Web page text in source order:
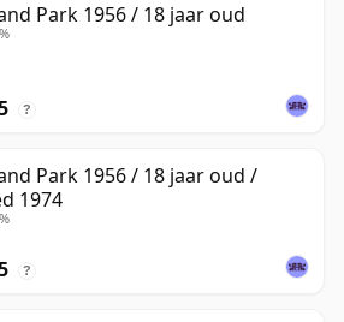
Park 1956 / 18 jaar oud
?
Park 1956 / 18 jaar oud /
1974
?